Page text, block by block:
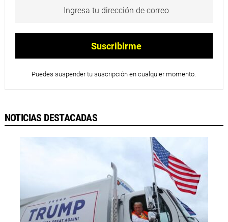
Puedes suspender tu suscripción en cualquier momento.
NOTICIAS DESTACADAS